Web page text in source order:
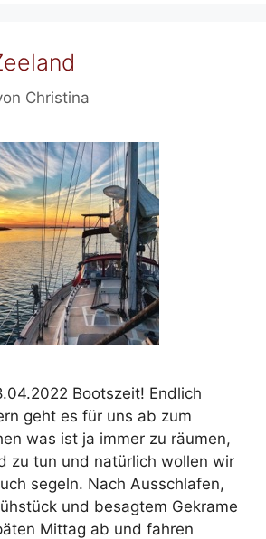
Christina
Bootszeit! Endlich
geht es für uns ab zum
was ist ja immer zu räumen,
zu tun und natürlich wollen wir
segeln. Nach Ausschlafen,
und besagtem Gekrame
Mittag ab und fahren